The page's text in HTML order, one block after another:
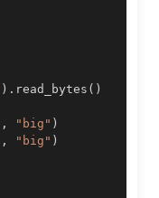
) . read_bytes ( )
, "big" )
, "big" )